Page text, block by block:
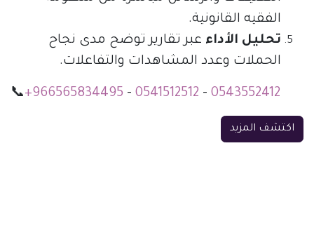
الفقيه القانونية.
تحليل الأداء عبر تقارير توضح مدى نجاح
الحملات وعدد المشاهدات والتفاعلات.
📞+966565834495 - 0541512512 - 0543552412
اكتشف المزيد